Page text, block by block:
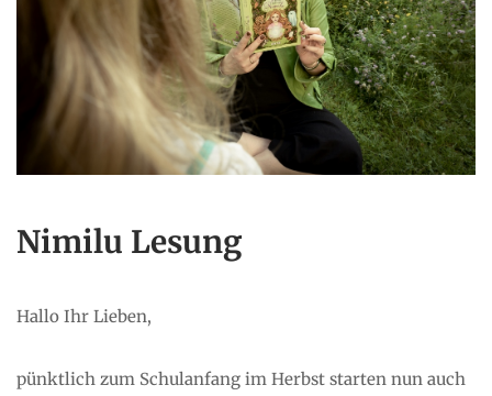
Nimilu Lesung
Hallo Ihr Lieben,
pünktlich zum Schulanfang im Herbst starten nun auch